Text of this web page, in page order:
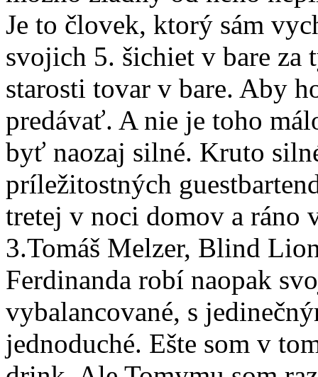
Je to človek, ktorý sám
svojich 5. šichiet v bare za
starosti tovar v bare. Aby
predávať. A nie je toho
byť naozaj silné. Kruto
príležitostných
tretej v noci domov a ráno
3.Tomáš Melzer, Blind
Ferdinanda robí naopak
vybalancované, s
jednoduché. Ešte som v